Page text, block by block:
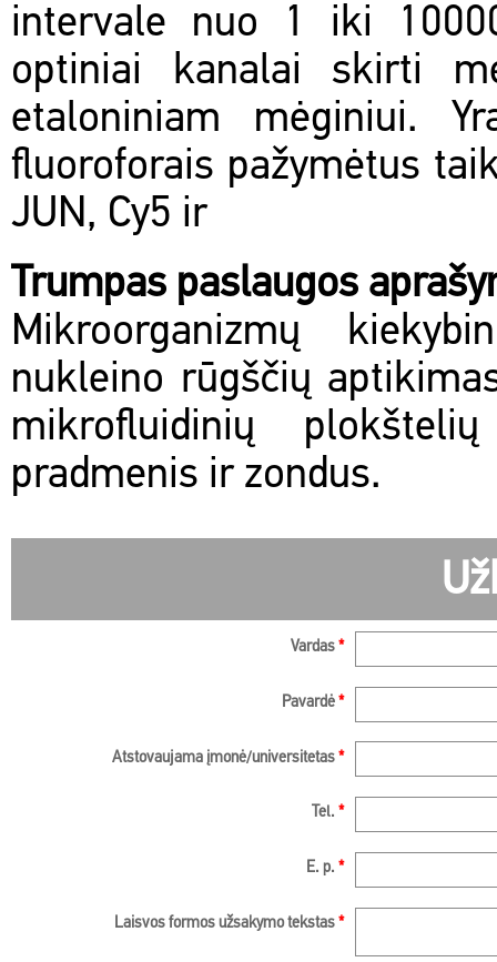
intervale nuo 1 iki
optiniai kanalai skirti
etaloniniam mėginiui.
fluoroforais pažymėtus
JUN, Cy5 ir
Trumpas paslaugos
Mikroorganizmų
nukleino rūgščių
mikrofluidinių
pradmenis ir zondus.
Vardas *
Pavardė *
Atstovaujama įmonė/universitetas *
Tel. *
E. p. *
Laisvos formos užsakymo tekstas *